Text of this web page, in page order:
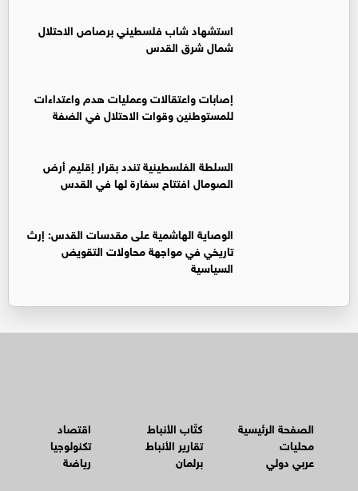
استشهاد شاب فلسطيني برصاص الاحتلال
شمال شرق القدس
إصابات واعتقالات وعمليات هدم واعتداءات
للمستوطنين وقوات الاحتلال في الضفة
السلطة الفلسطينية تندد بقرار إقليم أرض
الصومال افتتاح سفارة لها في القدس
الوصاية الهاشمية على مقدسات القدس: إرث
تاريخي في مواجهة محاولات التقويض
السياسية
الصفحة الرئيسية
محليات
عربي دولي
كتّاب الأنباط
تقارير الأنباط
برلمان
اقتصاد
تكنولوجيا
رياضة